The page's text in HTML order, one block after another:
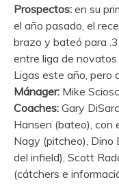
Prospectos: en su
el año pasado, el
brazo y bateó para
entre liga de novatos
Ligas este año, pero
Mánager: Mike
Coaches: Gary
Hansen (bateo), con
Nagy (pitcheo), Dino
del infield), Scott
(cátchers e